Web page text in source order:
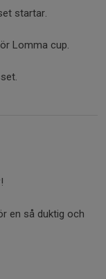
startar.
Lomma cup.
en så duktig och